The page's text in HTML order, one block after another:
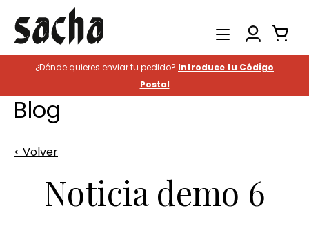
Productos
Catering
Contacto
¿Dónde quieres enviar tu pedido? Introduce tu Código
Postal
Blog
< Volver
Noticia demo 6